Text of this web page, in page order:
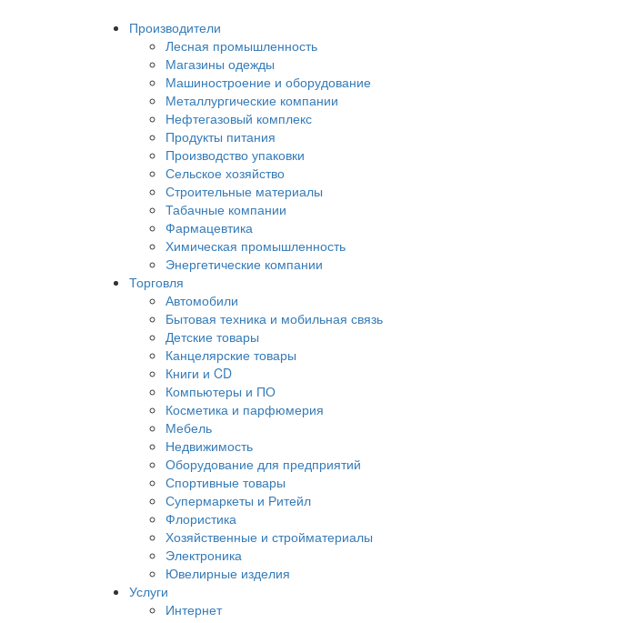
Производители
Лесная промышленность
Магазины одежды
Машиностроение и оборудование
Металлургические компании
Нефтегазовый комплекс
Продукты питания
Производство упаковки
Сельское хозяйство
Строительные материалы
Табачные компании
Фармацевтика
Химическая промышленность
Энергетические компании
Торговля
Автомобили
Бытовая техника и мобильная связь
Детские товары
Канцелярские товары
Книги и CD
Компьютеры и ПО
Косметика и парфюмерия
Мебель
Недвижимость
Оборудование для предприятий
Спортивные товары
Супермаркеты и Ритейл
Флористика
Хозяйственные и стройматериалы
Электроника
Ювелирные изделия
Услуги
Интернет